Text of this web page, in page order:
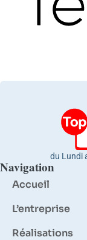
du Lundi
Navigation
Accueil
L’entreprise
Réalisations